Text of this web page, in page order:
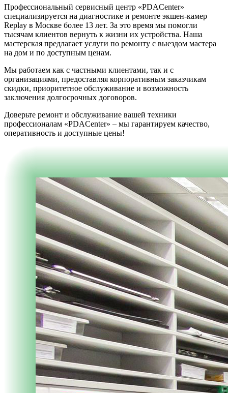
Профессиональный сервисный центр «PDACenter»
специализируется на диагностике и ремонте экшен-камер
Replay в Москве более 13 лет. За это время мы помогли
тысячам клиентов вернуть к жизни их устройства. Наша
мастерская предлагает услуги по ремонту с выездом мастера
на дом и по доступным ценам.
Мы работаем как с частными клиентами, так и с
организациями, предоставляя корпоративным заказчикам
скидки, приоритетное обслуживание и возможность
заключения долгосрочных договоров.
Доверьте ремонт и обслуживание вашей техники
профессионалам «PDACenter» – мы гарантируем качество,
оперативность и доступные цены!